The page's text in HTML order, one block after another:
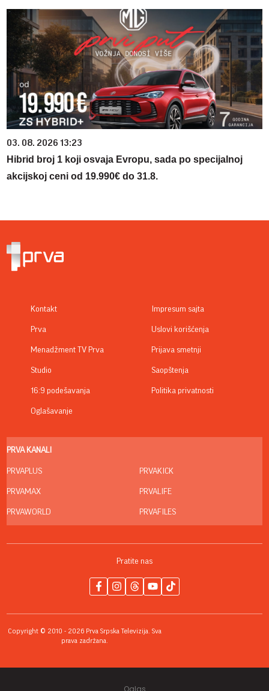
03. 08. 2026 13:23
Hibrid broj 1 koji osvaja Evropu, sada po specijalnoj
akcijskoj ceni od 19.990€ do 31.8.
Kontakt
Prva
Menadžment TV Prva
Studio
16:9 podešavanja
Oglašavanje
Impresum sajta
Uslovi korišćenja
Prijava smetnji
Saopštenja
Politika privatnosti
PRVA KANALI
PRVAPLUS
PRVAMAX
PRVAWORLD
PRVAKICK
PRVALIFE
PRVAFILES
Pratite nas
Copyright © 2010 - 2026 Prva Srpska Televizija. Sva
prava zadržana.